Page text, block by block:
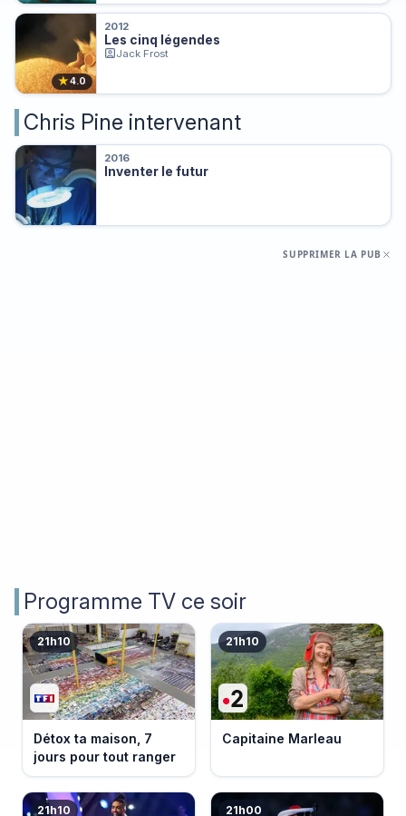
★4.0
2012
Les cinq légendes
Jack Frost
Chris Pine intervenant
2016
Inventer le futur
SUPPRIMER LA PUB
Programme TV ce soir
21h10
Détox ta maison, 7
jours pour tout ranger
21h10
Capitaine Marleau
21h10 21h00